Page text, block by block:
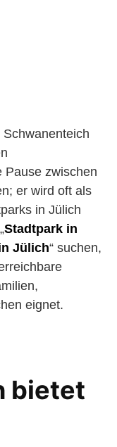
Pause zwischen
er wird oft als
in Jülich
Stadtpark in
Jülich“ suchen,
eignet.
bietet